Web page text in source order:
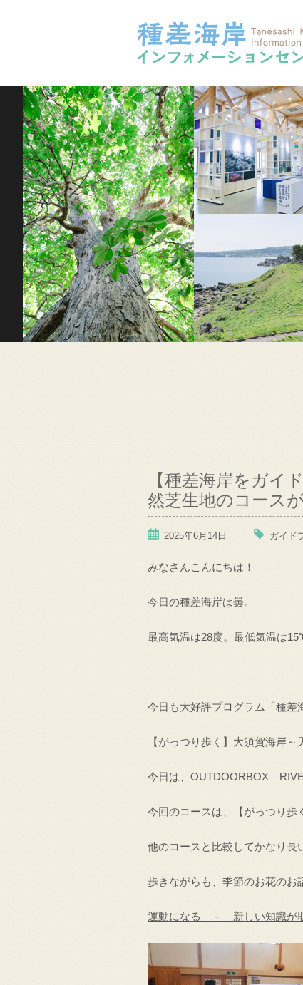
【種差海岸をガイ
然芝生地のコース
2025年6月14日 ガイド
みなさんこんにちは！
今日の種差海岸は曇。
最高気温は28度。最低気温は
今日も大好評プログラム「種差
【がっつり歩く】大須賀海岸
今日は、OUTDOORBOX
今回のコースは、【がっつり歩
他のコースと比較してかなり長
歩きながらも、季節のお花のお
運動になる ＋ 新しい知識が